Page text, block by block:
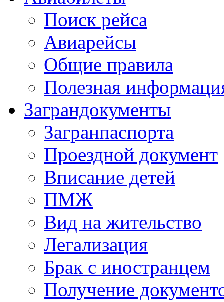
Поиск рейса
Авиарейсы
Общие правила
Полезная
Заграндокументы
Загранпаспорта
Проездной документ
Вписание детей
ПМЖ
Вид на жительство
Легализация
Брак с иностранцем
Получение